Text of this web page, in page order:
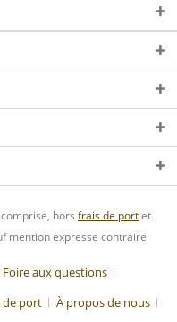
hors frais de portet
mention expresse contraire
Foire aux questions
de port
À propos de nous